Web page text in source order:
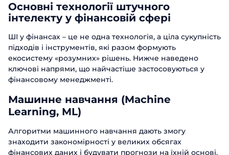
Основні технології штучного
інтелекту у фінансовій сфері
ШІ у фінансах – це не одна технологія, а ціла сукупність
підходів і інструментів, які разом формують
екосистему «розумних» рішень. Нижче наведено
ключові напрями, що найчастіше застосовуються у
фінансовому менеджменті.
Машинне навчання (Machine
Learning, ML)
Алгоритми машинного навчання дають змогу
знаходити закономірності у великих обсягах
фінансових даних і будувати прогнози на їхній основі.